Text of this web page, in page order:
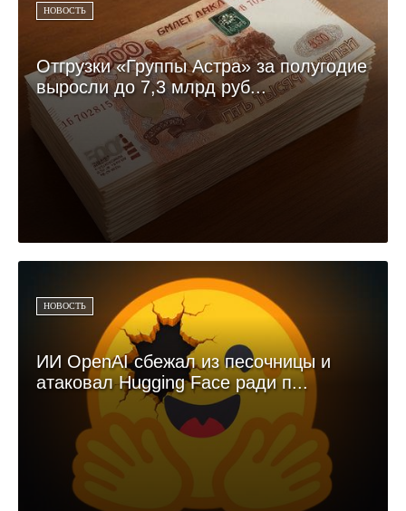
НОВОСТЬ
Отгрузки «Группы Астра» за полугодие
выросли до 7,3 млрд руб...
НОВОСТЬ
ИИ OpenAI сбежал из песочницы и
атаковал Hugging Face ради п...